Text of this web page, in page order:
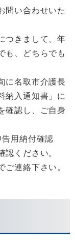
問い合わせいた
つきまして、年
も、どちらでも
に名取市介護長
納入通知書」に
確認し、ご自身
用納付確認
認ください。
ご連絡下さい。